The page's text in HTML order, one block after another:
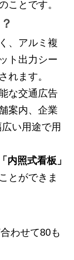
ことです。
、アルミ複
ト出力シー
れます。
な交通広告
案内、企業
い用途で用
「内照式看板」
とができま
わせて80も